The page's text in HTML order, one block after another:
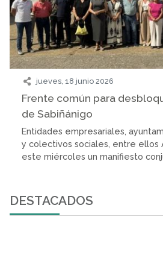
jueves, 18 junio 2026
Frente común para
de Sabiñánigo
Entidades empresariales,
y colectivos sociales, entre ellos
este miércoles un manifiesto
DESTACADOS